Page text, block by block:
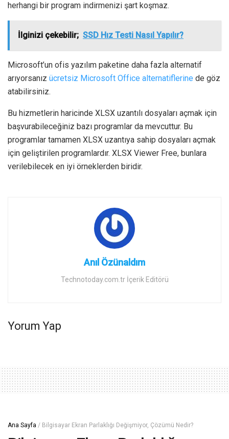
herhangi bir program indirmenizi şart koşmaz.
İlginizi çekebilir; SSD Hız Testi Nasıl Yapılır?
Microsoft’un ofis yazılım paketine daha fazla alternatif
arıyorsanız ücretsiz Microsoft Office alternatiflerine de göz
atabilirsiniz.
Bu hizmetlerin haricinde XLSX uzantılı dosyaları açmak için
başvurabileceğiniz bazı programlar da mevcuttur. Bu
programlar tamamen XLSX uzantıya sahip dosyaları açmak
için geliştirilen programlardır. XLSX Viewer Free, bunlara
verilebilecek en iyi örneklerden biridir.
Anıl Özünaldım
Technotoday.com.tr İçerik Editörü
Yorum Yap
Ana Sayfa / Bilgisayar Ekran Parlaklığı Değişmiyor, Çözümü Nedir?